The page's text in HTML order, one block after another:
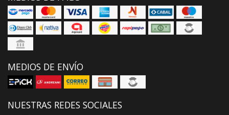
MEDIOS DE ENVÍO
NUESTRAS REDES SOCIALES